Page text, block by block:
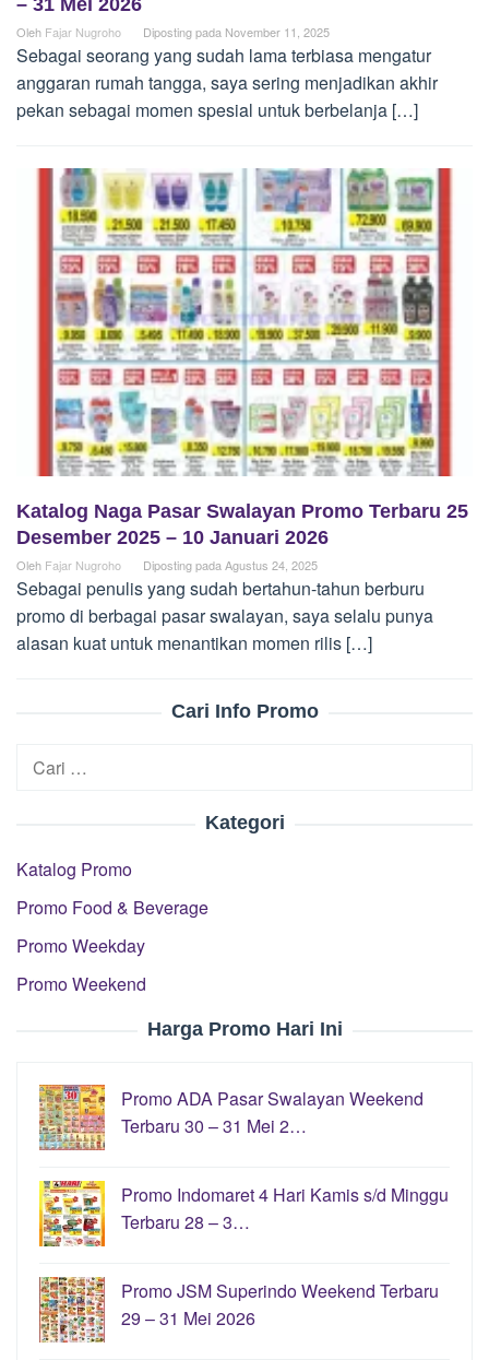
– 31 Mei 2026
Oleh Fajar Nugroho Diposting pada November 11, 2025
Sebagai seorang yang sudah lama terbiasa mengatur
anggaran rumah tangga, saya sering menjadikan akhir
pekan sebagai momen spesial untuk berbelanja […]
Katalog Naga Pasar Swalayan Promo Terbaru 25
Desember 2025 – 10 Januari 2026
Oleh Fajar Nugroho Diposting padaAgustus 24, 2025
Sebagai penulis yang sudah bertahun-tahun berburu
promo di berbagai pasar swalayan, saya selalu punya
alasan kuat untuk menantikan momen rilis […]
Cari Info Promo
Cari
Kategori
Katalog Promo
Promo Food & Beverage
Promo Weekday
Promo Weekend
Harga Promo Hari Ini
Promo ADA Pasar Swalayan Weekend
Terbaru 30 – 31 Mei 2…
Promo Indomaret 4 Hari Kamis s/d Minggu
Terbaru 28 – 3…
Promo JSM Superindo Weekend Terbaru
29 – 31 Mei 2026